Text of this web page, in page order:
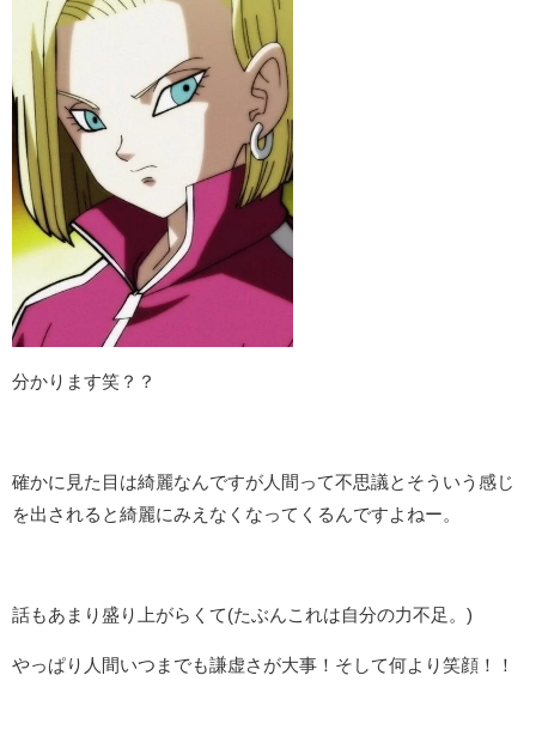
分かります笑？？
確かに見た目は綺麗なんですが人間って不思議とそういう感じ
を出されると綺麗にみえなくなってくるんですよねー。
話もあまり盛り上がらくて(たぶんこれは自分の力不足。)
やっぱり人間いつまでも謙虚さが大事！そして何より笑顔！！